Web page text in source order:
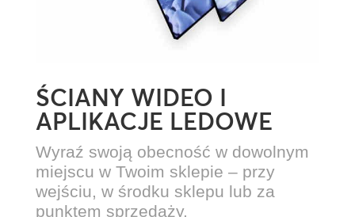
ŚCIANY WIDEO I
APLIKACJE LEDOWE
Wyraź swoją obecność w dowolnym
miejscu w Twoim sklepie – przy
wejściu, w środku sklepu lub za
punktem sprzedaży.